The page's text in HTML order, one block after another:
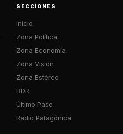
SECCIONES
Inicio
Zona Política
Zona Economía
Zona Visión
Zona Estéreo
BDR
Último Pase
Radio Patagónica